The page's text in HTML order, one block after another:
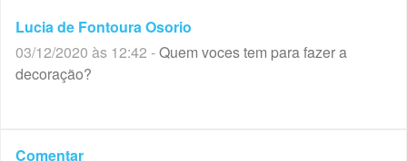
Lucia de Fontoura Osorio
03/12/2020 às 12:42 -Quem voces tem para fazer a
decoração?
Comentar